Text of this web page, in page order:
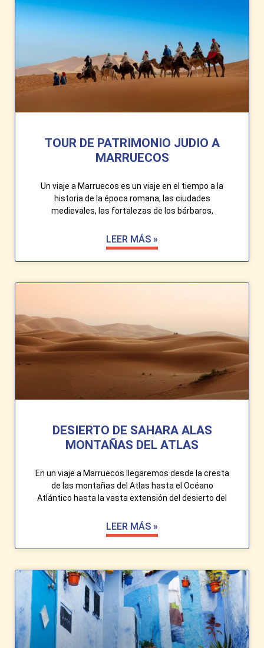
TOUR DE PATRIMONIO JUDIO A
MARRUECOS
Un viaje a Marruecos es un viaje en el tiempo a la
historia de la época romana, las ciudades
medievales, las fortalezas de los bárbaros,
LEER MÁS »
DESIERTO DE SAHARA ALAS
MONTAÑAS DEL ATLAS
En un viaje a Marruecos llegaremos desde la cresta
de las montañas del Atlas hasta el Océano
Atlántico hasta la vasta extensión del desierto del
LEER MÁS »